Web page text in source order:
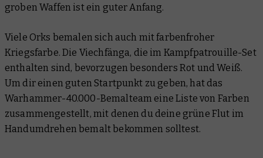
groben Waffen ist ein guter Anfang.
Viele Orks bemalen sich auch mit farbenfroher
Kriegsfarbe. Die Viechfänga, die im Kampfpatrouille-Set
enthalten sind, bevorzugen besonders Rot und Weiß.
Um dir einen guten Startpunkt zu geben, hat das
Warhammer-40.000-Bemalteam eine Liste von Farben
zusammengestellt, mit denen du deine grüne Flut im
Handumdrehen bemalt bekommen solltest.